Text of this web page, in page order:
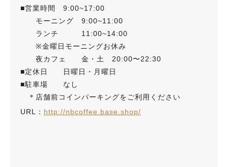
■営業時間 9:00~17:00
モーニング 9:00~11:00
ランチ 11:00~14:00
※金曜日モーニングお休み
夜カフェ 金・土 20:00〜22:30
■定休日 日曜日・月曜日
■駐車場 なし
＊店舗前コインパーキングをご利用ください
URL： http://nbcoffee.base.shop/